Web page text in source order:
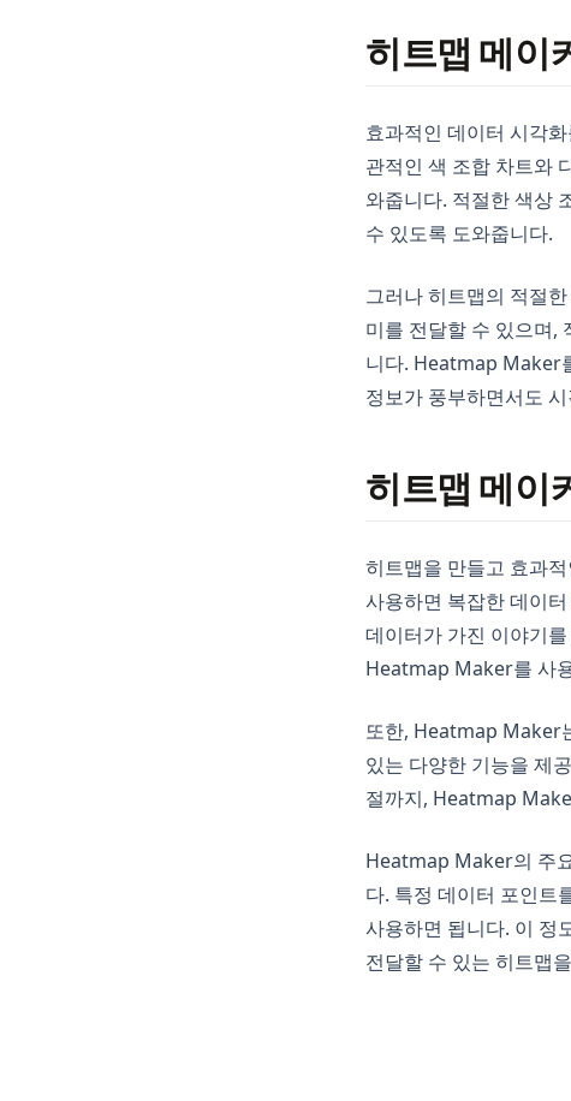
히트맵 메이
효과적인 데이터 시각
관적인 색 조합 차트와
와줍니다. 적절한 색상
수 있도록 도와줍니다.
그러나 히트맵의 적절
미를 전달할 수 있으며,
니다. Heatmap Maker
정보가 풍부하면서도
히트맵 메이
히트맵을 만들고 효과
사용하면 복잡한 데이
데이터가 가진 이야기
Heatmap Maker를 사
또한, Heatmap Maker
있는 다양한 기능을 제
절까지, Heatmap
Heatmap Maker의 주
다. 특정 데이터 포인트
사용하면 됩니다. 이 정
전달할 수 있는 히트맵